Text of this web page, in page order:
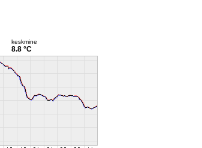
keskmine
8.8 °C